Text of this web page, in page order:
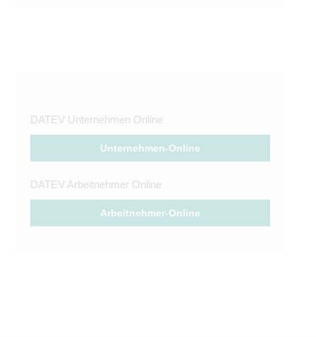
DATEV Unternehmen Online
Unternehmen-Online
DATEV Arbeitnehmer Online
Arbeitnehmer-Online